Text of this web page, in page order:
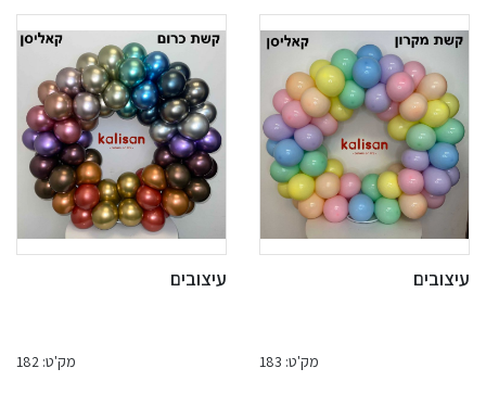
עיצובים
מק'ט: 183
עיצובים
מק'ט: 182